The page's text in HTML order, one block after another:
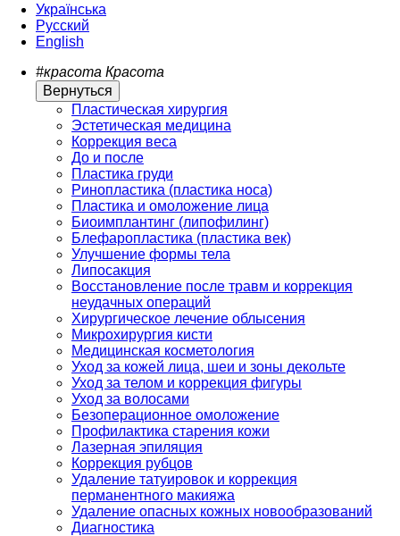
Українська
Русский
English
#красота Красота
Вернуться
Пластическая хирургия
Эстетическая медицина
Коррекция веса
До и после
Пластика груди
Ринопластика (пластика носа)
Пластика и омоложение лица
Биоимплантинг (липофилинг)
Блефаропластика (пластика век)
Улучшение формы тела
Липосакция
Восстановление после травм и коррекция
неудачных операций
Хирургическое лечение облысения
Микрохирургия кисти
Медицинская косметология
Уход за кожей лица, шеи и зоны декольте
Уход за телом и коррекция фигуры
Уход за волосами
Безоперационное омоложение
Профилактика старения кожи
Лазерная эпиляция
Коррекция рубцов
Удаление татуировок и коррекция
перманентного макияжа
Удаление опасных кожных новообразований
Диагностика